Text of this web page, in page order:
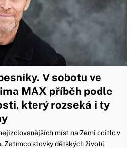
V sobotu ve
MAX příběh podle
který rozseká i ty
míst na Zemi ocitlo v
Zatímco stovky dětských životů